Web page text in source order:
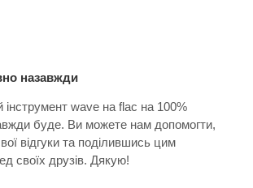
назавжди
інструмент wave на flac на 100%
буде. Ви можете нам допомогти,
відгуки та поділившись цим
своїх друзів. Дякую!